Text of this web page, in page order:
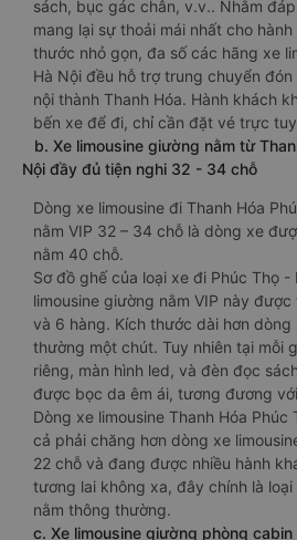
sách, bục gác chân, v.v.. Nhằm
mang lại sự thoải mái nhất cho
thước nhỏ gọn, đa số các hãng xe
Hà Nội đều hỗ trợ trung chuyển
nội thành Thanh Hóa. Hành khách
bến xe để đi, chỉ cần đặt vé trực
b. Xe limousine giường nằm từ
Nội đầy đủ tiện nghi 32 - 34 chỗ
Dòng xe limousine đi Thanh Hóa
nằm VIP 32 – 34 chỗ là dòng xe
nằm 40 chỗ.
Sơ đồ ghế của loại xe đi Phúc Thọ -
limousine giường nằm VIP này
và 6 hàng. Kích thước dài hơn
thường một chút. Tuy nhiên tại mỗi
riêng, màn hình led, và đèn đọc
được bọc da êm ái, tương đương
Dòng xe limousine Thanh Hóa
cả phải chăng hơn dòng xe
22 chỗ và đang được nhiều hành
tương lai không xa, đây chính là
nằm thông thường.
c. Xe limousine giường phòng